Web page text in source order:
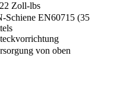
Zoll-lbs
Schiene EN60715 (35
von oben